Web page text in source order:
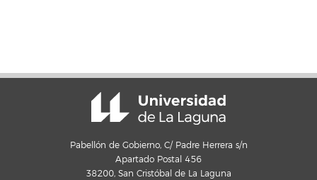
Pabellón de Gobierno, C/ Padre Herrera s/n
Apartado Postal 456
38200, San Cristóbal de La Laguna